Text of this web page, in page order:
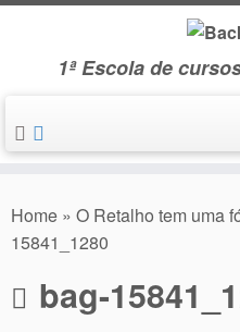
Skip
1ª Escola de
Home » O Retalho tem uma
15841_1280
bag-